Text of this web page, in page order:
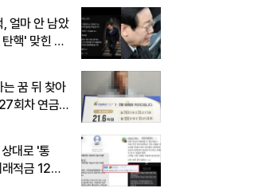
얼마 안 남았
핵' 맞힌 무
꿈 뒤 찾아
회차 연금
대로 '통
적금 12%